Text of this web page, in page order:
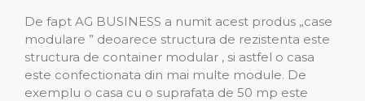
De fapt AG BUSINESS a numit acest produs „case
modulare ” deoarece structura de rezistenta este
structura de container modular , si astfel o casa
este confectionata din mai multe module. De
exemplu o casa cu o suprafata de 50 mp este